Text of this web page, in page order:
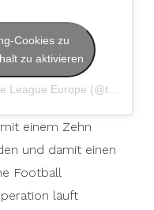
Ein Beitrag geteilt von AFLE – The League Europe (@theleagueeurope)
Cookies zu
zu aktivieren
einem Zehn
und damit einen
Football
läuft